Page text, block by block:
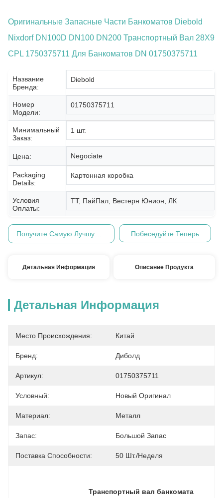
Оригинальные Запасные Части Банкоматов Diebold
Nixdorf DN100D DN100 DN200 Транспортный Вал 28X9
CPL 1750375711 Для Банкоматов DN 01750375711
Название
Бренда:
Diebold
Номер
Модели:
01750375711
Минимальный
Заказ:
1 шт.
Цена: Negociate
Packaging
Details:
Картонная коробка
Условия
Оплаты:
ТТ, ПайПал, Вестерн Юнион, ЛК
Побеседуйте Теперь
Детальная Информация Описание Продукта
Детальная Информация
Место Происхождения: Китай
Бренд: Диболд
Артикул: 01750375711
Условный: Новый Оригинал
Материал: Металл
Запас: Большой Запас
Поставка Способности: 50 Шт./неделя
Транспортный вал банкомата